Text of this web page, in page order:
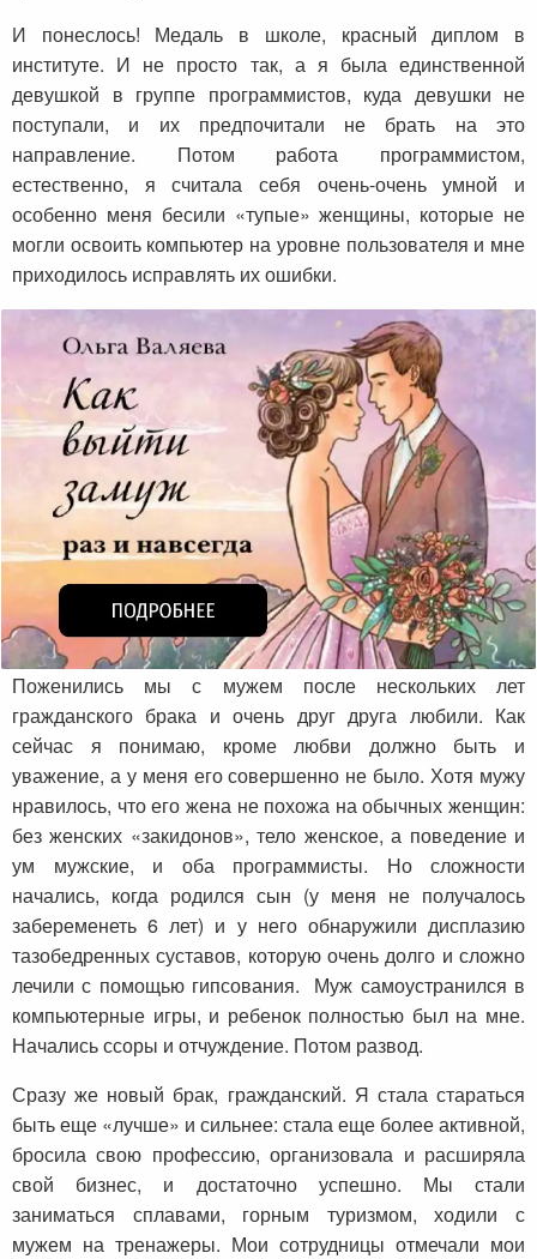
И понеслось! Медаль в школе, красный диплом в
институте. И не просто так, а я была единственной
девушкой в группе программистов, куда девушки не
поступали, и их предпочитали не брать на это
направление. Потом работа программистом,
естественно, я считала себя очень-очень умной и
особенно меня бесили «тупые» женщины, которые не
могли освоить компьютер на уровне пользователя и мне
приходилось исправлять их ошибки.
Поженились мы с мужем после нескольких лет
гражданского брака и очень друг друга любили. Как
сейчас я понимаю, кроме любви должно быть и
уважение, а у меня его совершенно не было. Хотя мужу
нравилось, что его жена не похожа на обычных женщин:
без женских «закидонов», тело женское, а поведение и
ум мужские, и оба программисты. Но сложности
начались, когда родился сын (у меня не получалось
забеременеть 6 лет) и у него обнаружили дисплазию
тазобедренных суставов, которую очень долго и сложно
лечили с помощью гипсования. Муж самоустранился в
компьютерные игры, и ребенок полностью был на мне.
Начались ссоры и отчуждение. Потом развод.
Сразу же новый брак, гражданский. Я стала стараться
быть еще «лучше» и сильнее: стала еще более активной,
бросила свою профессию, организовала и расширяла
свой бизнес, и достаточно успешно. Мы стали
заниматься сплавами, горным туризмом, ходили с
мужем на тренажеры. Мои сотрудницы отмечали мои